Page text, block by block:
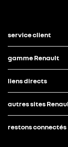
service client
gamme Renault
liens directs
autres sites
restons connectés